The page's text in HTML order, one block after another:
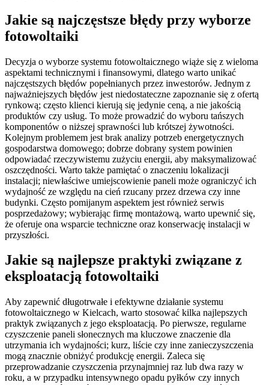
Jakie są najczęstsze błędy przy wyborze
fotowoltaiki
Decyzja o wyborze systemu fotowoltaicznego wiąże się z wieloma
aspektami technicznymi i finansowymi, dlatego warto unikać
najczęstszych błędów popełnianych przez inwestorów. Jednym z
najważniejszych błędów jest niedostateczne zapoznanie się z ofertą
rynkową; często klienci kierują się jedynie ceną, a nie jakością
produktów czy usług. To może prowadzić do wyboru tańszych
komponentów o niższej sprawności lub krótszej żywotności.
Kolejnym problemem jest brak analizy potrzeb energetycznych
gospodarstwa domowego; dobrze dobrany system powinien
odpowiadać rzeczywistemu zużyciu energii, aby maksymalizować
oszczędności. Warto także pamiętać o znaczeniu lokalizacji
instalacji; niewłaściwe umiejscowienie paneli może ograniczyć ich
wydajność ze względu na cień rzucany przez drzewa czy inne
budynki. Często pomijanym aspektem jest również serwis
posprzedażowy; wybierając firmę montażową, warto upewnić się,
że oferuje ona wsparcie techniczne oraz konserwację instalacji w
przyszłości.
Jakie są najlepsze praktyki związane z
eksploatacją fotowoltaiki
Aby zapewnić długotrwałe i efektywne działanie systemu
fotowoltaicznego w Kielcach, warto stosować kilka najlepszych
praktyk związanych z jego eksploatacją. Po pierwsze, regularne
czyszczenie paneli słonecznych ma kluczowe znaczenie dla
utrzymania ich wydajności; kurz, liście czy inne zanieczyszczenia
mogą znacznie obniżyć produkcję energii. Zaleca się
przeprowadzanie czyszczenia przynajmniej raz lub dwa razy w
roku, a w przypadku intensywnego opadu pyłków czy innych